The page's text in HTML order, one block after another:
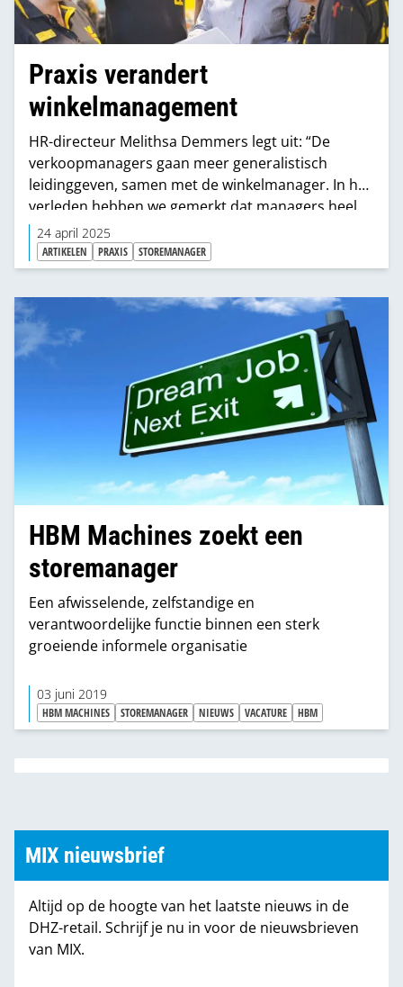
Praxis verandert
winkelmanagement
HR-directeur Melithsa Demmers legt uit: “De
verkoopmanagers gaan meer generalistisch
leidinggeven, samen met de winkelmanager. In het
verleden hebben we gemerkt dat managers heel
erg met de praktijk en operatie bezig waren, terwijl
we eigenlijk vinden dat, om klanten beter te
bedienen, onze managers meer bezig moeten zijn
met de teams en het verbeteren van de
klantbeleving.”
24 april 2025
ARTIKELEN PRAXIS STOREMANAGER
HBM Machines zoekt een
storemanager
Een afwisselende, zelfstandige en
verantwoordelijke functie binnen een sterk
groeiende informele organisatie
03 juni 2019
HBM MACHINES STOREMANAGER NIEUWS VACATURE HBM
MIX nieuwsbrief
Altijd op de hoogte van het laatste nieuws in de
DHZ-retail. Schrijf je nu in voor de nieuwsbrieven
van MIX.